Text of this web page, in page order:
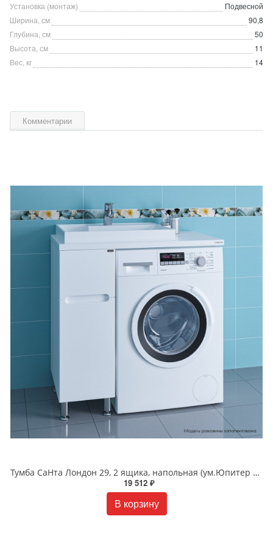
Установка (монтаж)
Подвесной
Ширина, см
90,8
Глубина, см
50
Высота, см
11
Вес, кг
14
Комментарии
Тумба СаНта Лондон 29, 2 ящика, напольная (ум.Юпитер 90*50 лит мр )
19 512 ₽
В корзину